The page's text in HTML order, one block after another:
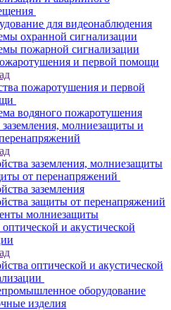
для видеонаблюдения
охранной сигнализации
пожарной сигнализации
и первой помощи
пожаротушения и первой
водяного пожаротушения
заземления, молниезащиты и
заземления, молниезащиты
от перенапряжений
заземления
защиты от перенапряжений
молниезащиты
оптической и акустической
оптической и акустической
оборудование
изделия